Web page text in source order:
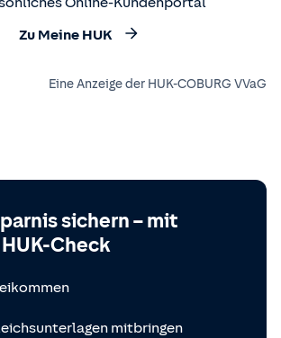
Zu Meine HUK
Eine Anzeige der HUK-COBURG VVaG
sichern – mit
Check
mitbringen